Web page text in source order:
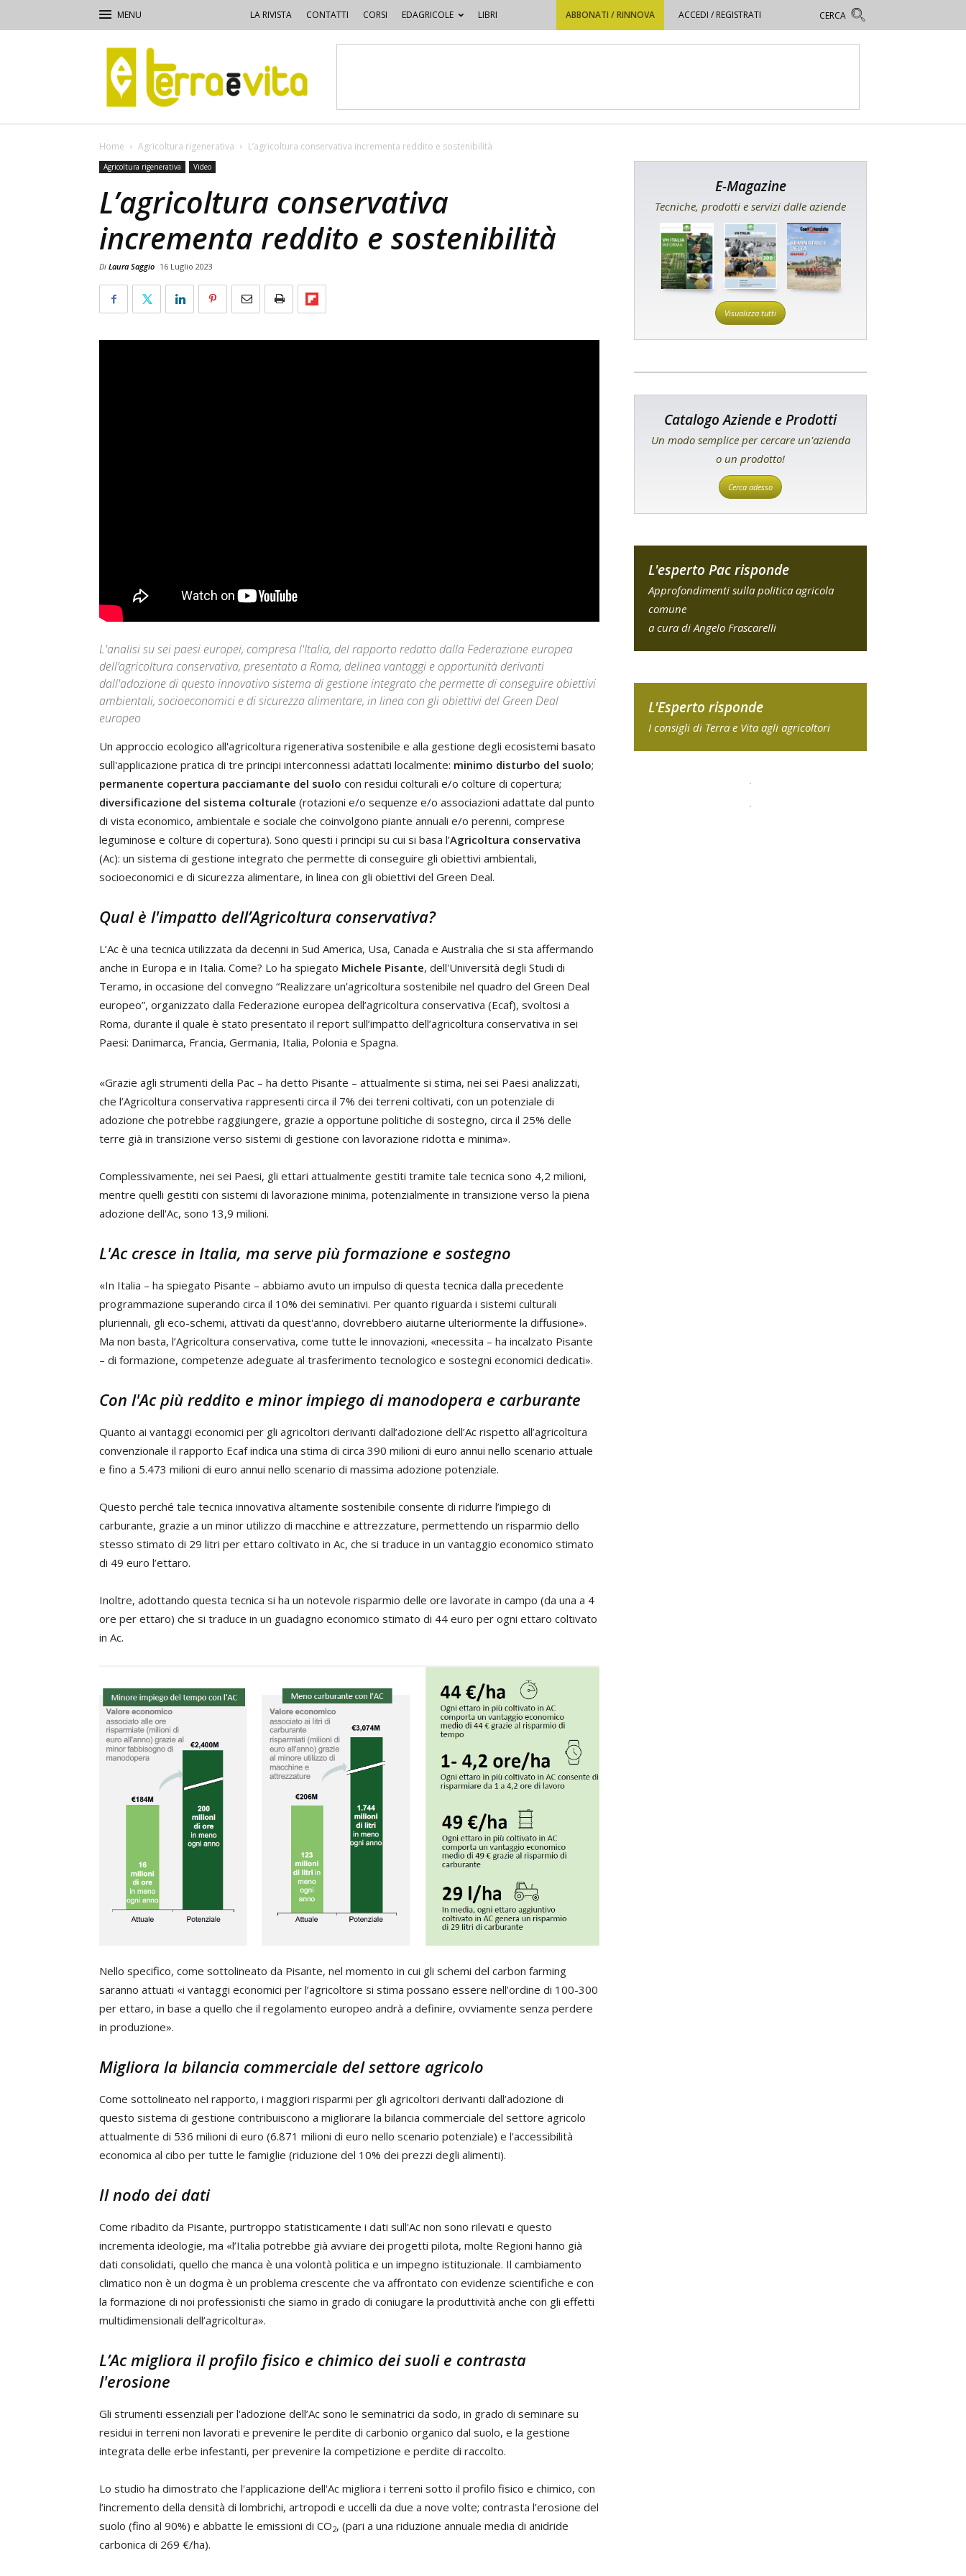
LA RIVISTA CONTATTI CORSI EDAGRICOLE LIBRI ABBONATI / RINNOVA ACCEDI / REGISTRATI
Terra
e
Vita
Home Agricoltura rigenerativa L’agricoltura conservativa incrementa reddito e sostenibilità
Agricoltura rigenerativa Video
L’agricoltura conservativa
incrementa reddito e sostenibilità
Di Laura Saggio 16 Luglio 2023
L'analisi su sei paesi europei, compresa l'Italia, del rapporto redatto dalla Federazione europea
dell’agricoltura conservativa, presentato a Roma, delinea vantaggi e opportunità derivanti
dall'adozione di questo innovativo sistema di gestione integrato che permette di conseguire obiettivi
ambientali, socioeconomici e di sicurezza alimentare, in linea con gli obiettivi del Green Deal
europeo
Un approccio ecologico all'agricoltura rigenerativa sostenibile e alla gestione degli ecosistemi basato
sull'applicazione pratica di tre principi interconnessi adattati localmente: minimo disturbo del suolo;
permanente copertura pacciamante del suolo con residui colturali e/o colture di copertura;
diversificazione del sistema colturale (rotazioni e/o sequenze e/o associazioni adattate dal punto
di vista economico, ambientale e sociale che coinvolgono piante annuali e/o perenni, comprese
leguminose e colture di copertura). Sono questi i principi su cui si basa l’Agricoltura conservativa
(Ac): un sistema di gestione integrato che permette di conseguire gli obiettivi ambientali,
socioeconomici e di sicurezza alimentare, in linea con gli obiettivi del Green Deal.
Qual è l'impatto dell’Agricoltura conservativa?
L’Ac è una tecnica utilizzata da decenni in Sud America, Usa, Canada e Australia che si sta affermando
anche in Europa e in Italia. Come? Lo ha spiegato Michele Pisante, dell'Università degli Studi di
Teramo, in occasione del convegno “Realizzare un’agricoltura sostenibile nel quadro del Green Deal
europeo”, organizzato dalla Federazione europea dell’agricoltura conservativa (Ecaf), svoltosi a
Roma, durante il quale è stato presentato il report sull’impatto dell’agricoltura conservativa in sei
Paesi: Danimarca, Francia, Germania, Italia, Polonia e Spagna.
«Grazie agli strumenti della Pac – ha detto Pisante – attualmente si stima, nei sei Paesi analizzati,
che l’Agricoltura conservativa rappresenti circa il 7% dei terreni coltivati, con un potenziale di
adozione che potrebbe raggiungere, grazie a opportune politiche di sostegno, circa il 25% delle
terre già in transizione verso sistemi di gestione con lavorazione ridotta e minima».
Complessivamente, nei sei Paesi, gli ettari attualmente gestiti tramite tale tecnica sono 4,2 milioni,
mentre quelli gestiti con sistemi di lavorazione minima, potenzialmente in transizione verso la piena
adozione dell'Ac, sono 13,9 milioni.
L'Ac cresce in Italia, ma serve più formazione e sostegno
«In Italia – ha spiegato Pisante – abbiamo avuto un impulso di questa tecnica dalla precedente
programmazione superando circa il 10% dei seminativi. Per quanto riguarda i sistemi culturali
pluriennali, gli eco-schemi, attivati da quest'anno, dovrebbero aiutarne ulteriormente la diffusione».
Ma non basta, l’Agricoltura conservativa, come tutte le innovazioni, «necessita – ha incalzato Pisante
– di formazione, competenze adeguate al trasferimento tecnologico e sostegni economici dedicati».
Con l'Ac più reddito e minor impiego di manodopera e carburante
Quanto ai vantaggi economici per gli agricoltori derivanti dall’adozione dell’Ac rispetto all’agricoltura
convenzionale il rapporto Ecaf indica una stima di circa 390 milioni di euro annui nello scenario attuale
e fino a 5.473 milioni di euro annui nello scenario di massima adozione potenziale.
Questo perché tale tecnica innovativa altamente sostenibile consente di ridurre l’impiego di
carburante, grazie a un minor utilizzo di macchine e attrezzature, permettendo un risparmio dello
stesso stimato di 29 litri per ettaro coltivato in Ac, che si traduce in un vantaggio economico stimato
di 49 euro l’ettaro.
Inoltre, adottando questa tecnica si ha un notevole risparmio delle ore lavorate in campo (da una a 4
ore per ettaro) che si traduce in un guadagno economico stimato di 44 euro per ogni ettaro coltivato
in Ac.
Nello specifico, come sottolineato da Pisante, nel momento in cui gli schemi del carbon farming
saranno attuati «i vantaggi economici per l’agricoltore si stima possano essere nell’ordine di 100-300
per ettaro, in base a quello che il regolamento europeo andrà a definire, ovviamente senza perdere
in produzione».
Migliora la bilancia commerciale del settore agricolo
Come sottolineato nel rapporto, i maggiori risparmi per gli agricoltori derivanti dall’adozione di
questo sistema di gestione contribuiscono a migliorare la bilancia commerciale del settore agricolo
attualmente di 536 milioni di euro (6.871 milioni di euro nello scenario potenziale) e l'accessibilità
economica al cibo per tutte le famiglie (riduzione del 10% dei prezzi degli alimenti).
Il nodo dei dati
Come ribadito da Pisante, purtroppo statisticamente i dati sull'Ac non sono rilevati e questo
incrementa ideologie, ma «l’Italia potrebbe già avviare dei progetti pilota, molte Regioni hanno già
dati consolidati, quello che manca è una volontà politica e un impegno istituzionale. Il cambiamento
climatico non è un dogma è un problema crescente che va affrontato con evidenze scientifiche e con
la formazione di noi professionisti che siamo in grado di coniugare la produttività anche con gli effetti
multidimensionali dell’agricoltura».
L’Ac migliora il profilo fisico e chimico dei suoli e contrasta
l'erosione
Gli strumenti essenziali per l'adozione dell’Ac sono le seminatrici da sodo, in grado di seminare su
residui in terreni non lavorati e prevenire le perdite di carbonio organico dal suolo, e la gestione
integrata delle erbe infestanti, per prevenire la competizione e perdite di raccolto.
Lo studio ha dimostrato che l'applicazione dell'Ac migliora i terreni sotto il profilo fisico e chimico, con
l’incremento della densità di lombrichi, artropodi e uccelli da due a nove volte; contrasta l’erosione del
suolo (fino al 90%) e abbatte le emissioni di CO2, (pari a una riduzione annuale media di anidride
carbonica di 269 €/ha).
E-Magazine
Tecniche, prodotti e servizi dalle aziende
Visualizza tutti
Catalogo Aziende e Prodotti
Un modo semplice per cercare un'azienda
o un prodotto!
Cerca adesso
L'esperto Pac risponde
Approfondimenti sulla politica agricola
comune
a cura di Angelo Frascarelli
L'Esperto risponde
I consigli di Terra e Vita agli agricoltori